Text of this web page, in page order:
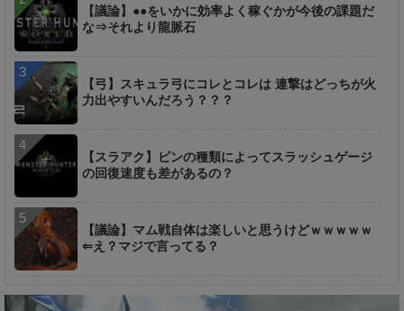
【議論】●●をいかに効率よく稼ぐかが今後の課題だ
な⇒それより龍脈石
【弓】スキュラ弓にコレとコレは 連撃はどっちが火
力出やすいんだろう？？？
【スラアク】ビンの種類によってスラッシュゲージ
の回復速度も差があるの？
【議論】マム戦自体は楽しいと思うけどｗｗｗｗｗ
⇐え？マジで言ってる？